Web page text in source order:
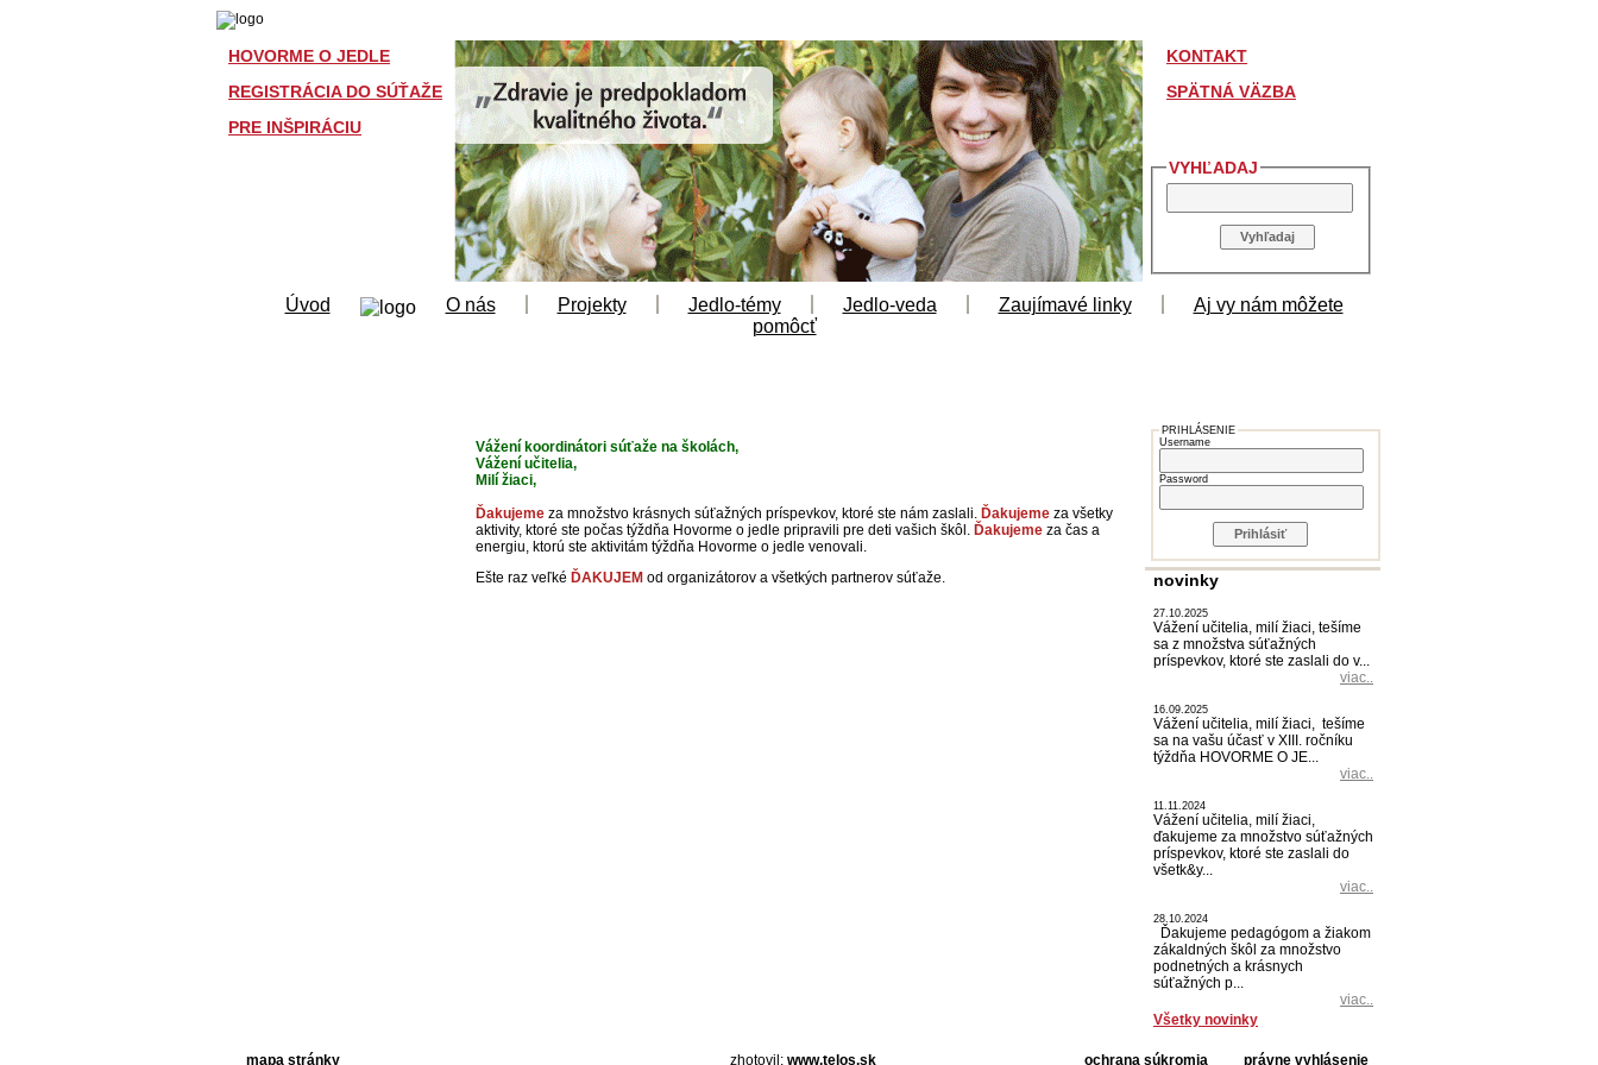
HOVORME O JEDLE
REGISTRÁCIA DO SÚŤAŽE
PRE INŠPIRÁCIU
KONTAKT
SPÄTNÁ VÄZBA
VYHĽADAJ
Úvod O nás Projekty Jedlo-témy Jedlo-veda Zaujímavé linky
Aj vy nám môžete
pomôcť
Vážení koordinátori súťaže na školách,
Vážení učitelia,
Milí žiaci,
Ďakujeme za množstvo krásnych súťažných príspevkov, ktoré ste nám zaslali. Ďakujeme za všetky
aktivity, ktoré ste počas týždňa Hovorme o jedle pripravili pre deti vašich škôl. Ďakujeme za čas a
energiu, ktorú ste aktivitám týždňa Hovorme o jedle venovali.
Ešte raz veľké ĎAKUJEM od organizátorov a všetkých partnerov súťaže.
PRIHLÁSENIE
Username
Password
novinky
27.10.2025
Vážení učitelia, milí žiaci, tešíme
sa z množstva súťažných
príspevkov, ktoré ste zaslali do v...
viac..
16.09.2025
Vážení učitelia, milí žiaci, tešíme
sa na vašu účasť v XIII. ročníku
týždňa HOVORME O JE...
viac..
11.11.2024
Vážení učitelia, milí žiaci,
ďakujeme za množstvo súťažných
príspevkov, ktoré ste zaslali do
všetk&y...
viac..
28.10.2024
Ďakujeme pedagógom a žiakom
zákaldných škôl za množstvo
podnetných a krásnych
súťažných p...
viac..
Všetky novinky
mapa stránky zhotovil: www.telos.sk ochrana súkromia právne vyhlásenie